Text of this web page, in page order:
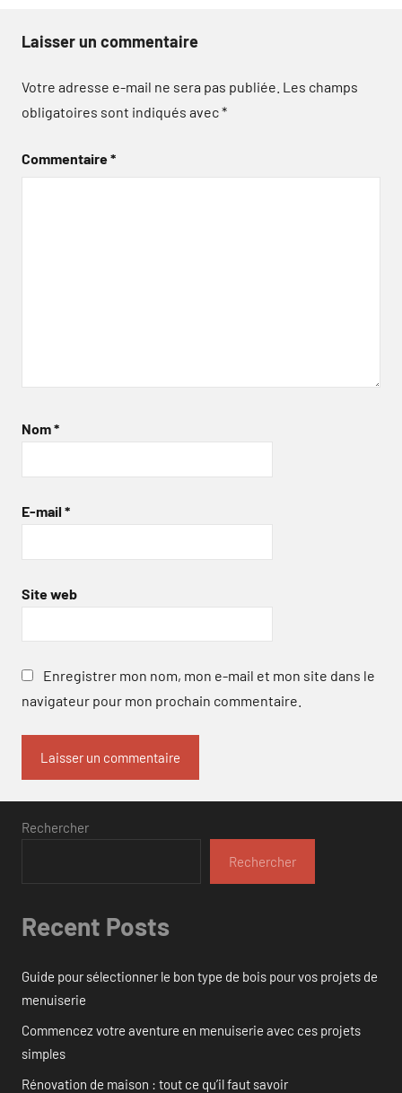
Laisser un commentaire
Votre adresse e-mail ne sera pas publiée. Les champs
obligatoires sont indiqués avec*
Commentaire*
Nom*
E-mail *
Site web
Enregistrer mon nom, mon e-mail et mon site dans le
navigateur pour mon prochain commentaire.
Rechercher
Rechercher
Recent Posts
Guide pour sélectionner le bon type de bois pour vos projets de
menuiserie
Commencez votre aventure en menuiserie avec ces projets
simples
Rénovation de maison : tout ce qu’il faut savoir